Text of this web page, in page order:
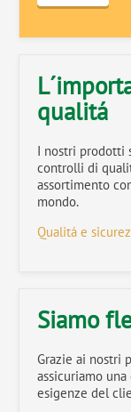
qualitá
I nostri prodotti
controlli di
assortimento
mondo.
Qualitá e
Siamo
Grazie ai nostri
assicuriamo
esigenze del